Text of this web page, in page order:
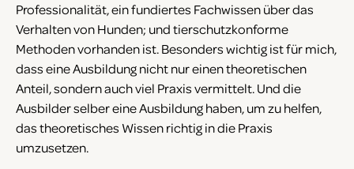
Professionalität, ein fundiertes Fachwissen über das
Verhalten von Hunden; und tierschutzkonforme
Methoden vorhanden ist. Besonders wichtig ist für mich,
dass eine Ausbildung nicht nur einen theoretischen
Anteil, sondern auch viel Praxis vermittelt. Und die
Ausbilder selber eine Ausbildung haben, um zu helfen,
das theoretisches Wissen richtig in die Praxis
umzusetzen.